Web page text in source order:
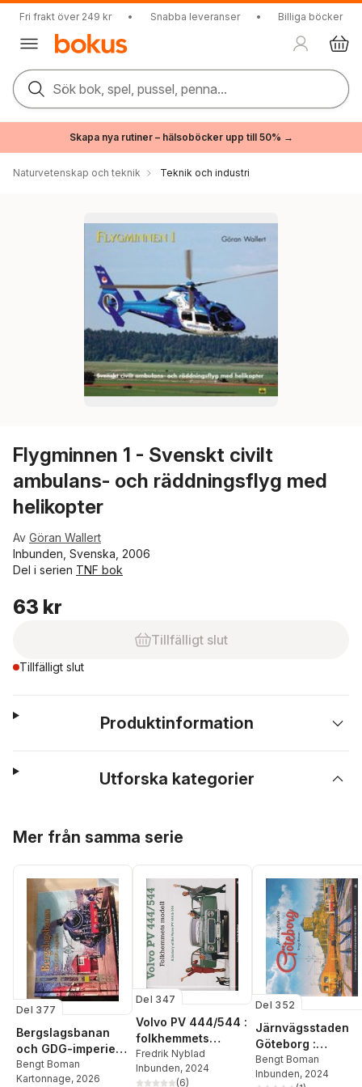
Fri frakt över 249 kr • Snabba leveranser • Billiga böcker
Sök bok, spel, pussel, penna...
Skapa nya rutiner – hälsoböcker upp till 50% →
Naturvetenskap och teknik Teknik och industri
Flygminnen 1 - Svenskt civilt
ambulans- och räddningsflyg med
helikopter
Av Göran Wallert
Inbunden, Svenska, 2006
Del i serien TNF bok
63 kr
Tillfälligt slut
Tillfälligt slut
Produktinformation
Utforska kategorier
Mer från samma serie
Del 377
Bergslagsbanan
och GDG-imperiet :
en bildkavalkad
från det forna
Bengt Boman
Kartonnage, 2026
Del 347
Volvo PV 444/544 :
folkhemmets
modell / A history
of the Volvo PV
Fredrik Nyblad
Inbunden, 2024
(6)
Del 352
Järnvägsstaden
Göteborg :
framväxthistoria
och bildkavalkad
Bengt Boman
Inbunden, 2024